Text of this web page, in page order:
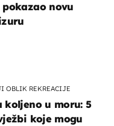
OBLIK REKREACIJE
koljeno u moru: 5
koje mogu
novu